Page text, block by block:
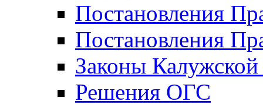
Постановления
Постановления
Законы Калужской
Решения ОГС